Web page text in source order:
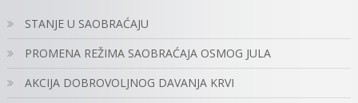
STANJE U SAOBRAĆAJU
PROMENA REŽIMA SAOBRAĆAJA OSMOG JULA
AKCIJA DOBROVOLJNOG DAVANJA KRVI